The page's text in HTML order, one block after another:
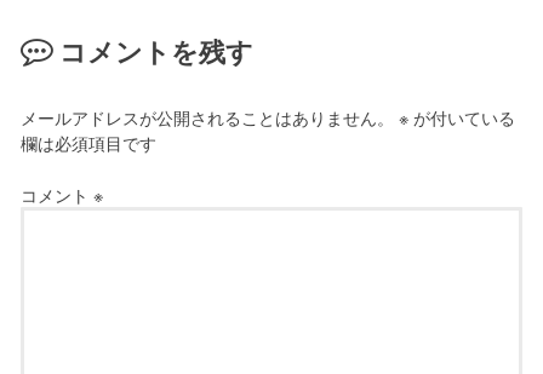
コメントを残す
メールアドレスが公開されることはありません。 ※が付いている
欄は必須項目です
コメント ※